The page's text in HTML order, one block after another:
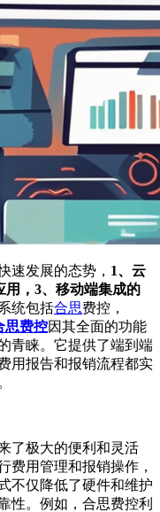
速发展的态势， 1、云
，3、移动端集成的
统包括合思费控，
思费控因其全面的功能
青睐。它提供了端到端
用报告和报销流程都实
了极大的便利和灵活
费用管理和报销操作，
不仅降低了硬件和维护
性。例如，合思费控利